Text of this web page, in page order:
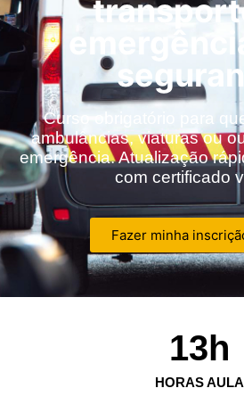
Curso obrigatório para
ambulâncias, viaturas ou
emergência. Atualização
com certificado
Fazer minha
HORAS AULA
13h